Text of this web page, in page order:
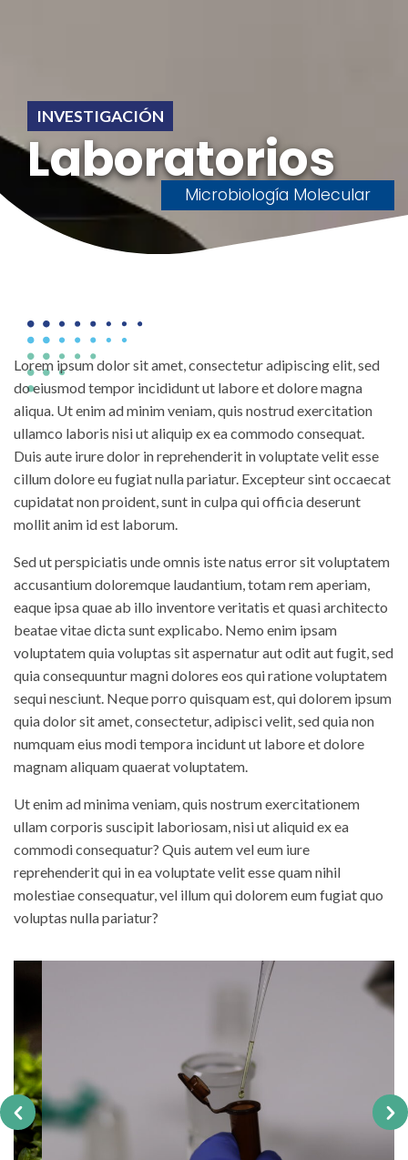
INVESTIGACIÓN
Laboratorios
Microbiología Molecular
Lorem ipsum dolor sit amet, consectetur adipiscing elit, sed
do eiusmod tempor incididunt ut labore et dolore magna
aliqua. Ut enim ad minim veniam, quis nostrud exercitation
ullamco laboris nisi ut aliquip ex ea commodo consequat.
Duis aute irure dolor in reprehenderit in voluptate velit esse
cillum dolore eu fugiat nulla pariatur. Excepteur sint occaecat
cupidatat non proident, sunt in culpa qui officia deserunt
mollit anim id est laborum.
Sed ut perspiciatis unde omnis iste natus error sit voluptatem
accusantium doloremque laudantium, totam rem aperiam,
eaque ipsa quae ab illo inventore veritatis et quasi architecto
beatae vitae dicta sunt explicabo. Nemo enim ipsam
voluptatem quia voluptas sit aspernatur aut odit aut fugit, sed
quia consequuntur magni dolores eos qui ratione voluptatem
sequi nesciunt. Neque porro quisquam est, qui dolorem ipsum
quia dolor sit amet, consectetur, adipisci velit, sed quia non
numquam eius modi tempora incidunt ut labore et dolore
magnam aliquam quaerat voluptatem.
Ut enim ad minima veniam, quis nostrum exercitationem
ullam corporis suscipit laboriosam, nisi ut aliquid ex ea
commodi consequatur? Quis autem vel eum iure
reprehenderit qui in ea voluptate velit esse quam nihil
molestiae consequatur, vel illum qui dolorem eum fugiat quo
voluptas nulla pariatur?